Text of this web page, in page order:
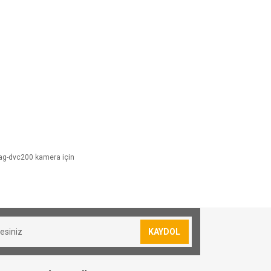
siparişler için 30₺ kargo ücreti
olduğunuz konuma göre
dvc200 kamera için
KAYDOL